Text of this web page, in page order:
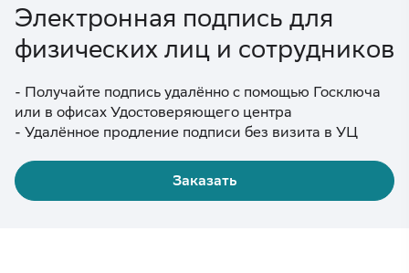
Электронная подпись для
физических лиц и сотрудников
- Получайте подпись удалённо с помощью Госключа
или в офисах Удостоверяющего центра
Заказать